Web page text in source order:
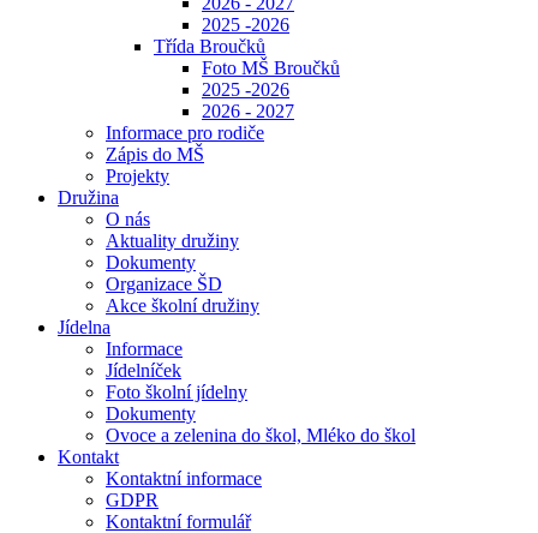
2025 -2026
Třída Broučků
Foto MŠ Broučků
2025 -2026
2026 - 2027
Informace pro rodiče
Zápis do MŠ
Projekty
Družina
O nás
Aktuality družiny
Dokumenty
Organizace ŠD
Akce školní družiny
Jídelna
Informace
Jídelníček
Foto školní jídelny
Dokumenty
Ovoce a zelenina do škol, Mléko do škol
Kontakt
Kontaktní informace
GDPR
Kontaktní formulář